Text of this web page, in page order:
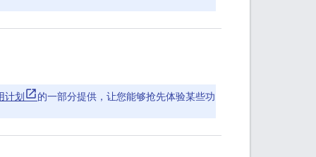
计划 的一部分提供，让您能够抢先体验某些功